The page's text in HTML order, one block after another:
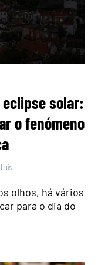
solar:
o fenómeno
olhos, há vários
para o dia do